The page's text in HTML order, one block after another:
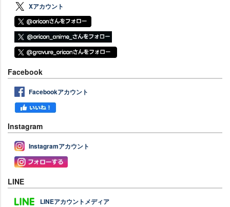
Xアカウント
Facebook
Facebookアカウント
Instagram
Instagramアカウント
LINE
LINEアカウントメディア